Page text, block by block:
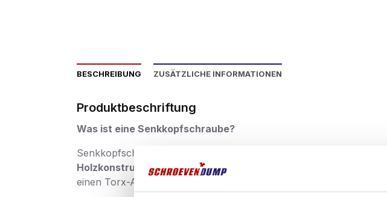
BESCHREIBUNG ZUSÄTZLICHE INFORMATIONEN
Produktbeschriftung
Was ist eine Senkkopfschraube?
Senkkopfschrauben, auch bekannt als Holzbauschrauben oder
Holzkonstruktionen bestimmt. Der große Senkkopf sorgt dafür,
einen Torx-Antrieb, der die Montage schnell und einfach macht.